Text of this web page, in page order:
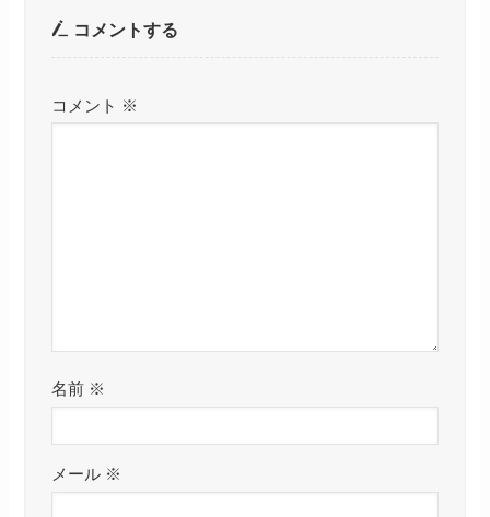
コメントする
コメント ※
名前 ※
メール ※